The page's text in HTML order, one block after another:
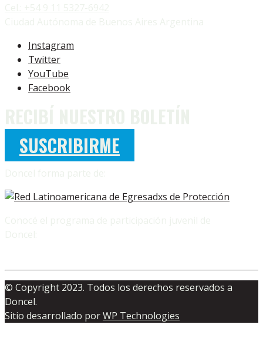
Instagram
Twitter
YouTube
Facebook
SUSCRIBIRME
© Copyright 2023. Todos los derechos reservados a
Doncel.
Sitio desarrollado porWP Technologies